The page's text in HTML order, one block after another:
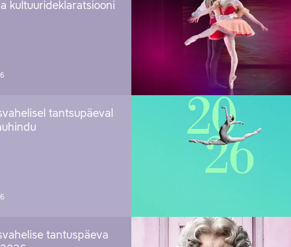
kultuurideklaratsiooni
tantsupäeval
tantuspäeva